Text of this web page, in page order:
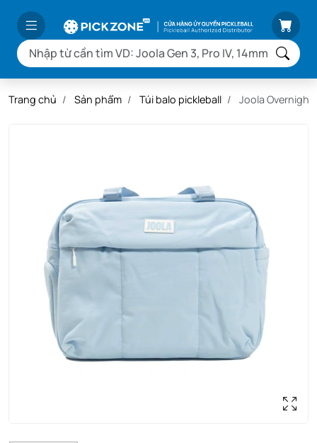
Trang chủ Sản phẩm Túi balo pickleball Joola